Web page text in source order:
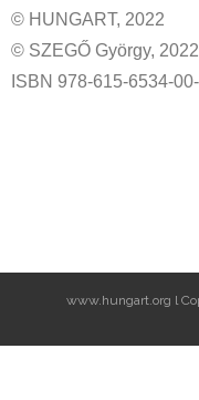
© HUNGART, 2022
© SZEGŐ György, 2022
ISBN 978-615-6534-
www.hungart.org l